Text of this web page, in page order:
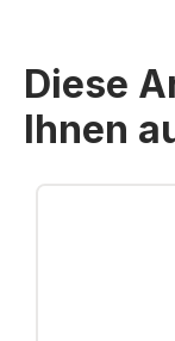
Diese
Ihnen
Produktgalerie